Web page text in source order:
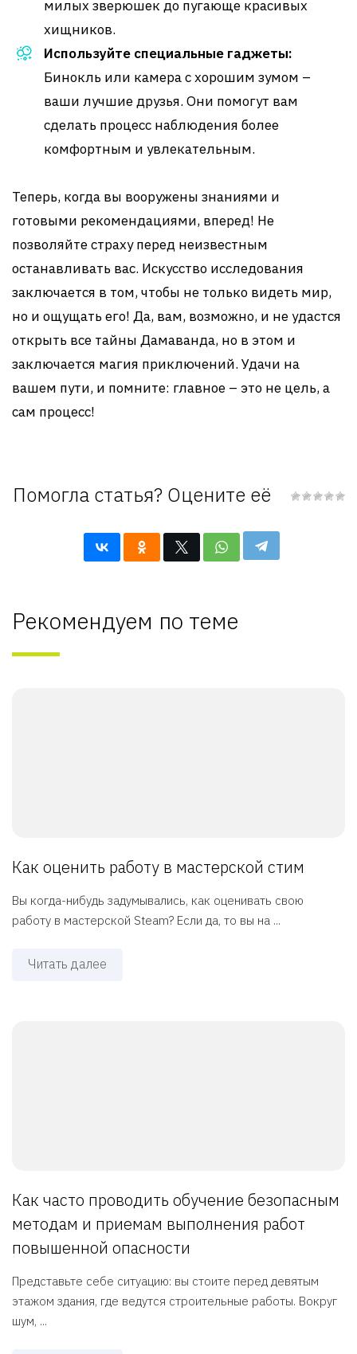
милых зверюшек до пугающе красивых
хищников.
Используйте специальные гаджеты:
Бинокль или камера с хорошим зумом –
ваши лучшие друзья. Они помогут вам
сделать процесс наблюдения более
комфортным и увлекательным.
Теперь, когда вы вооружены знаниями и
готовыми рекомендациями, вперед! Не
позволяйте страху перед неизвестным
останавливать вас. Искусство исследования
заключается в том, чтобы не только видеть мир,
но и ощущать его! Да, вам, возможно, и не удастся
открыть все тайны Дамаванда, но в этом и
заключается магия приключений. Удачи на
вашем пути, и помните: главное – это не цель, а
сам процесс!
Помогла статья? Оцените её
Рекомендуем по теме
Как оценить работу в мастерской стим
Вы когда-нибудь задумывались, как оценивать свою
работу в мастерской Steam? Если да, то вы на ...
Читать далее
Как часто проводить обучение безопасным
методам и приемам выполнения работ
повышенной опасности
Представьте себе ситуацию: вы стоите перед девятым
этажом здания, где ведутся строительные работы. Вокруг
шум, ...